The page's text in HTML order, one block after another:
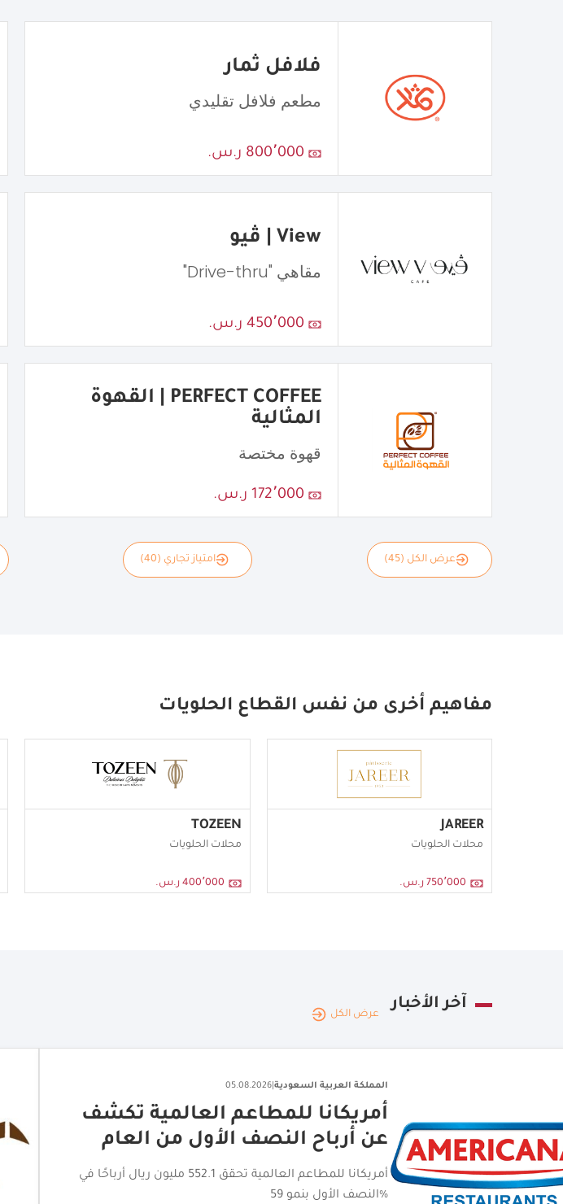
فلافل ثمار
مطعم فلافل تقليدي
800٬000 ر.س.
View | ڤيو
مقاهي "Drive-thru"
450٬000 ر.س.
PERFECT COFFEE | القهوة
المثالية
قهوة مختصة
172٬000 ر.س.
عرض الكل (45) امتياز تجاري (40)
مفاهيم أخرى من نفس القطاع الحلويات
JAREER
محلات الحلويات
750٬000 ر.س.
TOZEEN
محلات الحلويات
400٬000 ر.س.
آخر الأخبار
عرض الكل
المملكة العربية السعودية
اختتام جولة الامتياز التجاري بالباحة
تجارية مانحة